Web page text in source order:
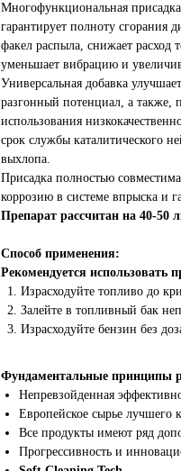
Многофункциональная
гарантирует полноту сгорания
факел распыла, снижает расход
уменьшает вибрацию и
Универсальная добавка
разгонный потенциал, а также,
использования
срок службы каталитического
выхлопа.
Присадка полностью
коррозию в системе впрыска и
Препарат рассчитан на 40-50
Способ применения:
Рекомендуется использовать
Израсходуйте топливо до
Залейте в топливный бак
Израсходуйте бензин без
Фундаментальные принципы
Непревзойденная
Европейское сырье лучшего
Все продукты имеют ряд
Прогрессивность и